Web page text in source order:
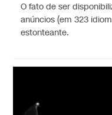
O fato de ser
anúncios (em 323
estonteante.